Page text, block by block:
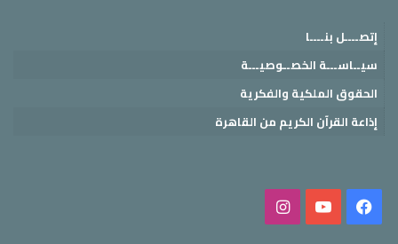
إتصــــل بنــــا
سيــاســـة الخصــوصيـــة
الحقوق الملكية والفكرية
إذاعة القرآن الكريم من القاهرة
فيسبوك ‫YouTube